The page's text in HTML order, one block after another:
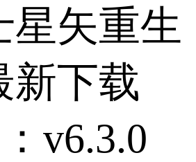
星矢重生
新下载
v6.3.0